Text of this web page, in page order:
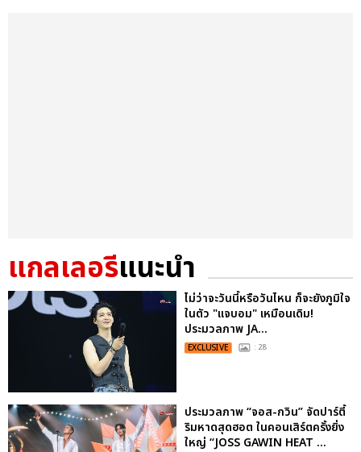
แกลเลอรีแนะนำ
ไม่ว่าจะวันนี้หรือวันไหน ก็จะยังภูมิใจ
ในตัว "แจบอม" เหมือนเดิม!
ประมวลภาพ JA...
EXCLUSIVE : 28
ประมวลภาพ “จอส-กวิน” จัดปาร์ตี้
ริมหาดสุดฮอต ในคอนเสิร์ตครั้งยิ่ง
ใหญ่ “JOSS GAWIN HEAT ...